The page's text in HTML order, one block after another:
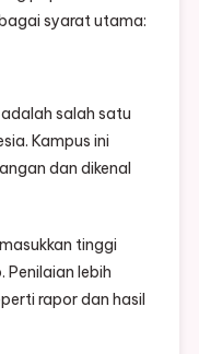
syarat utama:
salah satu
Kampus ini
dan dikenal
tinggi
Penilaian lebih
rapor dan hasil